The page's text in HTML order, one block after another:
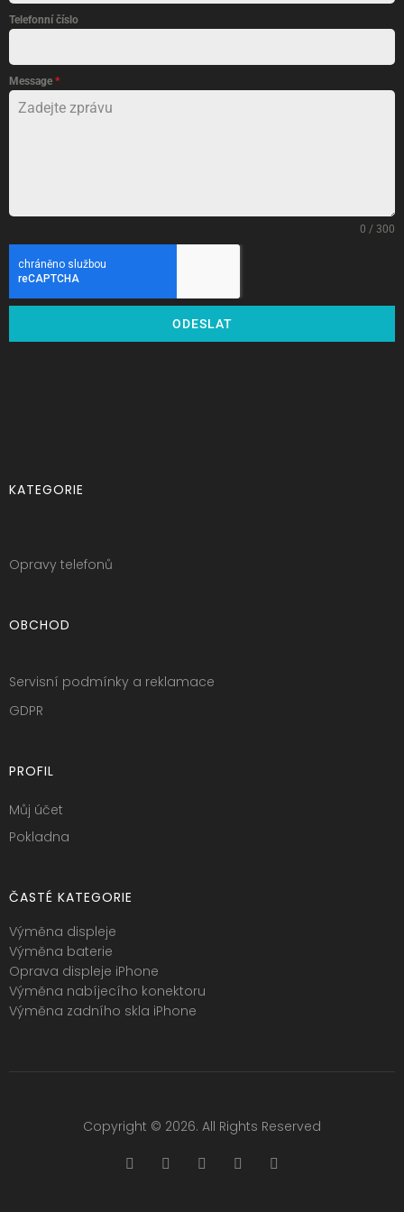
Telefonní číslo
Message *
0 / 300
ODESLAT
KATEGORIE
Opravy telefonů
OBCHOD
Servisní podmínky a reklamace
GDPR
PROFIL
Můj účet
Pokladna
ČASTÉ KATEGORIE
Výměna displeje
Výměna baterie
Oprava displeje iPhone
Výměna nabíjecího konektoru
Výměna zadního skla iPhone
Copyright © 2026. All Rights Reserved